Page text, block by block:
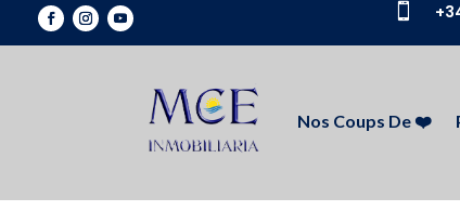

Nos Coups De ❤️